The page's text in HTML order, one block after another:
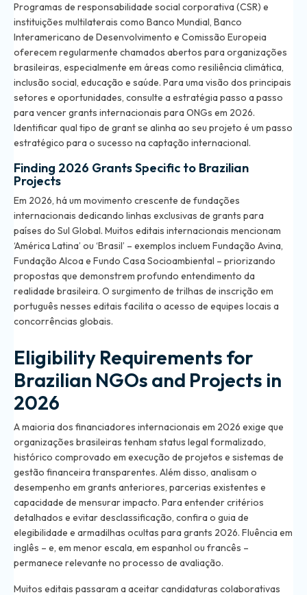
Programas de responsabilidade social corporativa (CSR) e
instituições multilaterais como Banco Mundial, Banco
Interamericano de Desenvolvimento e Comissão Europeia
oferecem regularmente chamados abertos para organizações
brasileiras, especialmente em áreas como resiliência climática,
inclusão social, educação e saúde. Para uma visão dos principais
setores e oportunidades, consulte a estratégia passo a passo
para vencer grants internacionais para ONGs em 2026.
Identificar qual tipo de grant se alinha ao seu projeto é um passo
estratégico para o sucesso na captação internacional.
Finding 2026 Grants Specific to Brazilian
Projects
Em 2026, há um movimento crescente de fundações
internacionais dedicando linhas exclusivas de grants para
países do Sul Global. Muitos editais internacionais mencionam
‘América Latina’ ou ‘Brasil’ – exemplos incluem Fundação Avina,
Fundação Alcoa e Fundo Casa Socioambiental – priorizando
propostas que demonstrem profundo entendimento da
realidade brasileira. O surgimento de trilhas de inscrição em
português nesses editais facilita o acesso de equipes locais a
concorrências globais.
Eligibility Requirements for
Brazilian NGOs and Projects in
2026
A maioria dos financiadores internacionais em 2026 exige que
organizações brasileiras tenham status legal formalizado,
histórico comprovado em execução de projetos e sistemas de
gestão financeira transparentes. Além disso, analisam o
desempenho em grants anteriores, parcerias existentes e
capacidade de mensurar impacto. Para entender critérios
detalhados e evitar desclassificação, confira o guia de
elegibilidade e armadilhas ocultas para grants 2026. Fluência em
inglês – e, em menor escala, em espanhol ou francês –
permanece relevante no processo de avaliação.
Muitos editais passaram a aceitar candidaturas colaborativas